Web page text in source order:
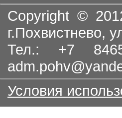
Copyright ©
г.Похвистнево,
Тел.: +7
Условия